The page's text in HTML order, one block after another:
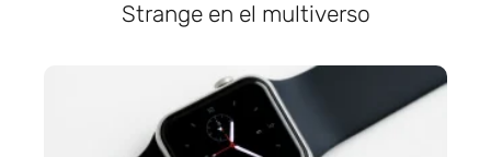
Strange en el multiverso